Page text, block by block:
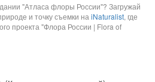
"Атласа флоры России"? Загружай
и точку съемки на iNaturalist, где
проекта "Флора России | Flora of